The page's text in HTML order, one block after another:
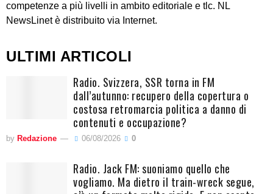
competenze a più livelli in ambito editoriale e tlc. NL
NewsLinet è distribuito via Internet.
ULTIMI ARTICOLI
Radio. Svizzera, SSR torna in FM
dall’autunno: recupero della copertura o
costosa retromarcia politica a danno di
contenuti e occupazione?
by Redazione 06/08/2026 0
Radio. Jack FM: suoniamo quello che
vogliamo. Ma dietro il train-wreck segue,